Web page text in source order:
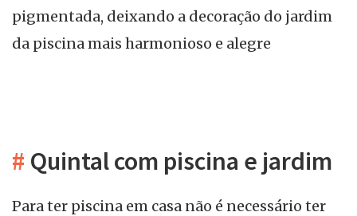
pigmentada, deixando a decoração do jardim
da piscina mais harmonioso e alegre
# Quintal com piscina e jardim
Para ter piscina em casa não é necessário ter